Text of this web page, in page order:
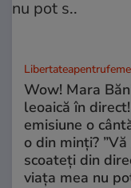
Wow! Mara
leoaică în
emisiune o
o din minți?
scoateți din
viața mea nu